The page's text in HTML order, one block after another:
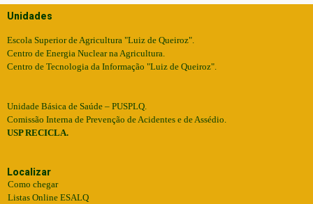
Unidades
Escola Superior de Agricultura "Luiz de Queiroz".
Centro de Energia Nuclear na Agricultura.
Centro de Tecnologia da Informação "Luiz de Queiroz".
Unidade Básica de Saúde – PUSPLQ.
Comissão Interna de Prevenção de Acidentes e de Assédio.
USP RECICLA.
Localizar
Como chegar
Listas Online ESALQ